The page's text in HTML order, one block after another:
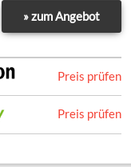
» zum Angebot
Preis prüfen
Preis prüfen